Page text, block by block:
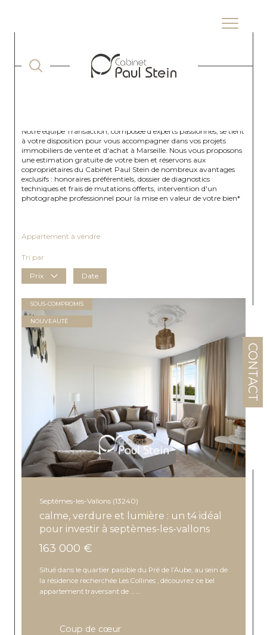
CONTACT
BOUCHES DU RHONE
SEPTEMES LES VALLONS
Notre équipe Transaction, composée d'experts passionnés, se tient
à votre disposition pour vous accompagner dans vos projets
immobiliers de vente et d'achat à Marseille. Nous vous proposons
une estimation gratuite de votre bien et réservons aux
copropriétaires du Cabinet Paul Stein de nombreux avantages
exclusifs : honoraires préférentiels, dossier de diagnostics
techniques et frais de mutations offerts, intervention d'un
photographe professionnel pour la mise en valeur de votre bien*
Appartement à vendre
Tri par
Prix Date
Septèmes-les-Vallons (13240)
calme, verdure et lumière : un t4 idéal
pour investir à septèmes-les-vallons
163 000 €
Situé dans le quartier paisible du Pré de l’Aube, au sein de
la résidence recherchée Les Collines , découvrez ce bel
appartement traversant de ... ...
Coup de cœur
SOUS-COMPROMIS
NOUVEAUTÉ